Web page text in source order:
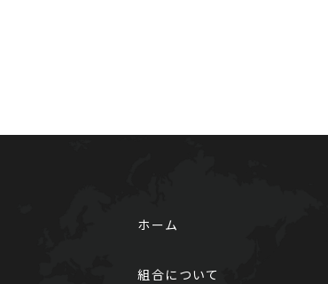
ホーム
組合について